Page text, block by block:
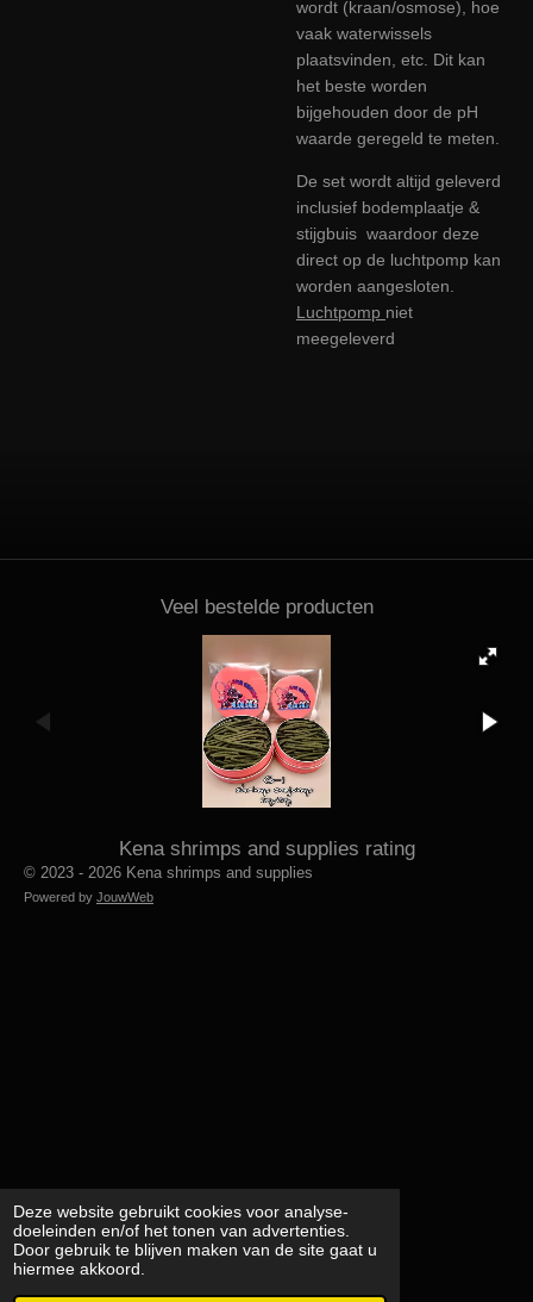
Deze website gebruikt cookies voor analyse-
doeleinden en/of het tonen van advertenties.
Door gebruik te blijven maken van de site gaat u
hiermee akkoord.
wordt (kraan/osmose), hoe
vaak waterwissels
plaatsvinden, etc. Dit kan
het beste worden
bijgehouden door de pH
waarde geregeld te meten.
De set wordt altijd geleverd
inclusief bodemplaatje &
stijgbuis waardoor deze
direct op de luchtpomp kan
worden aangesloten.
Luchtpomp niet
meegeleverd
Veel bestelde producten
Kena shrimps and supplies rating
© 2023 - 2026 Kena shrimps and supplies
Powered by JouwWeb